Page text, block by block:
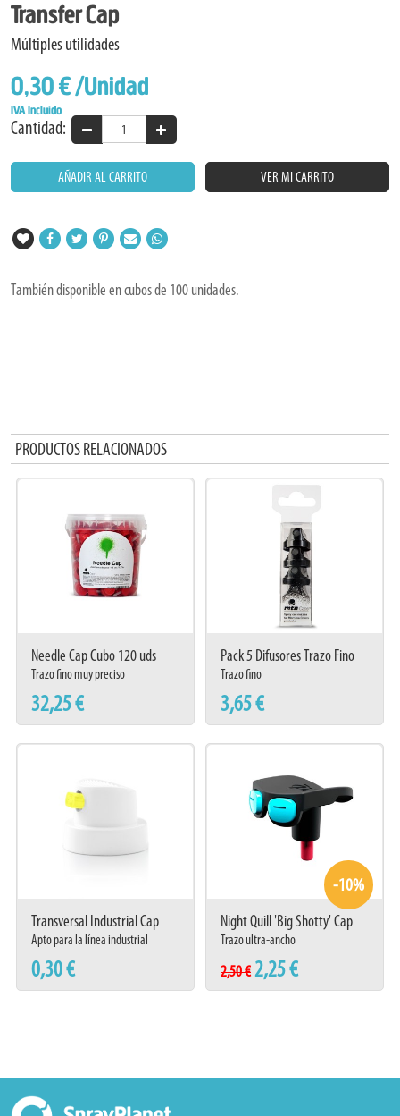
Transfer Cap
Múltiples utilidades
0,30 €/Unidad
IVA Incluido
Cantidad:
AÑADIR AL CARRITO VER MI CARRITO
También disponible en cubos de 100 unidades.
PRODUCTOS RELACIONADOS
Needle Cap Cubo 120 uds
Trazo fino muy preciso
32,25 €
Pack 5 Difusores Trazo Fino
Trazo fino
3,65 €
Transversal Industrial Cap
Apto para la línea industrial
0,30 €
-10%
Night Quill 'Big Shotty' Cap
Trazo ultra-ancho
2,50 € 2,25 €